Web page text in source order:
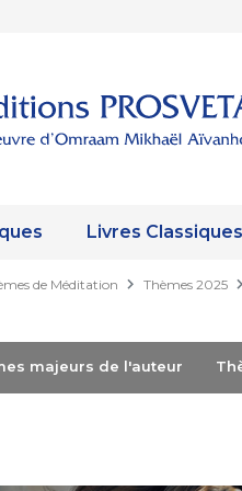
Livres Classiques
de Méditation Thèmes 2025
majeurs de l'auteur